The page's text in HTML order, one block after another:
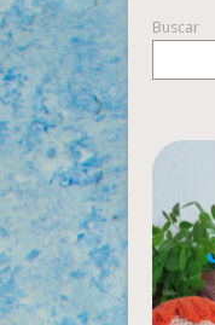
Buscar